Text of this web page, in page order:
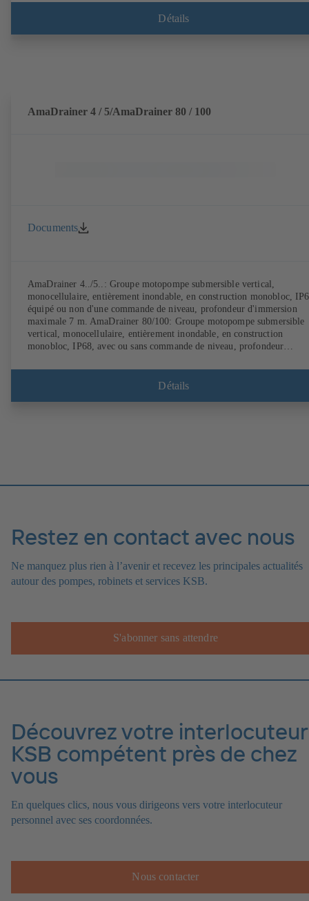
Détails
AmaDrainer 4 / 5/AmaDrainer 80 / 100
Documents
AmaDrainer 4../5..: Groupe motopompe submersible vertical,
monocellulaire, entièrement inondable, en construction monobloc,
équipé ou non d'une commande de niveau, profondeur d'immersion
maximale 7 m. AmaDrainer 80/100: Groupe motopompe submersible
vertical, monocellulaire, entièrement inondable, en construction
monobloc, IP68, avec ou sans commande de niveau, profondeur
Détails
Restez en contact avec nous
Ne manquez plus rien à l’avenir et recevez les principales actualités
autour des pompes, robinets et services KSB.
S'abonner sans attendre
Découvrez votre interlocuteur
KSB compétent près de chez
vous
En quelques clics, nous vous dirigeons vers votre interlocuteur
personnel avec ses coordonnées.
Nous contacter